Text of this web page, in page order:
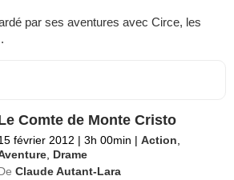
par ses aventures avec Circe, les
Comte de Monte Cristo
février 2012 | 3h 00min | Action
Drame
Claude Autant-Lara